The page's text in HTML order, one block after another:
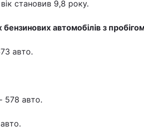
становив 9,8 року.
автомобілів з
авто.
578 авто.